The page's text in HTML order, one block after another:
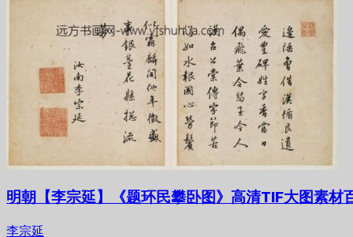
明朝【李宗延】《题环民攀卧图》高清TIF大图素材
李宗延